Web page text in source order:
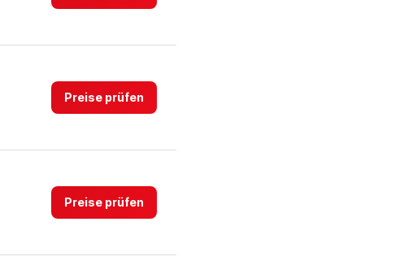
Preise prüfen
Preise prüfen